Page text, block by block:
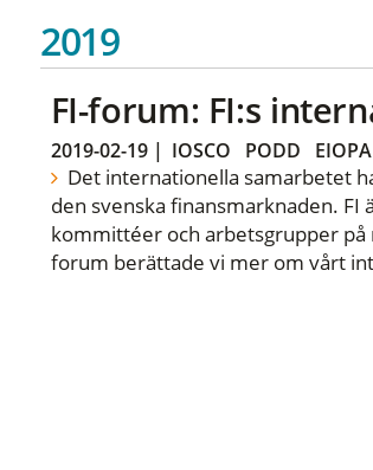
2019
FI-forum: FI:s
2019-02-19| IOSCO PODD EIOPA
Det internationella samarbetet
den svenska finansmarknaden.
kommittéer och arbetsgrupper på
forum berättade vi mer om vårt